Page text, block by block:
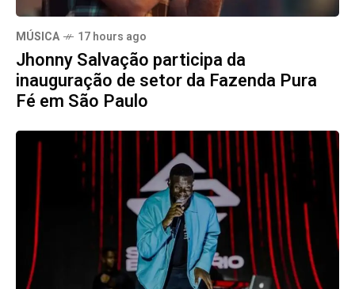
MÚSICA 17 hours ago
Jhonny Salvação participa da
inauguração de setor da Fazenda Pura
Fé em São Paulo